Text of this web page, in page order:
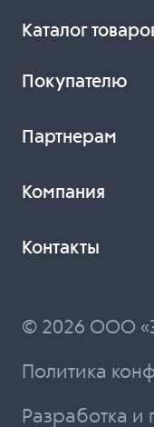
Каталог
Покупателю
Партнерам
Компания
Контакты
© 2026 ООО
Политика
Разработка